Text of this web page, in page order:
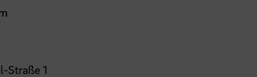
Straße 1